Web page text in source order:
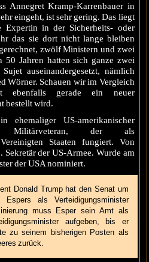
Annegret Kramp-Karrenbauer in
eingeht, ist sehr gering. Das liegt
Expertin in der Sicherheits- oder
das sie dort nicht lange bleiben
zwölf Ministern und zwei
50 Jahren hatten sich ganze zwei
auseinandergesetzt, nämlich
Wörner. Schauen wir im Vergleich
ebenfalls gerade ein neuer
bestellt wird.
US-amerikanischer
Militärveteran, der als
Staaten fungiert. Von
Sekretär der US-Armee. Wurde am
der USA nominiert.
Donald Trump hat den Senat um
als Verteidigungsminister
muss Esper sein Amt als
aufgeben, bis er
zu seinem bisherigen Posten als
zurück.